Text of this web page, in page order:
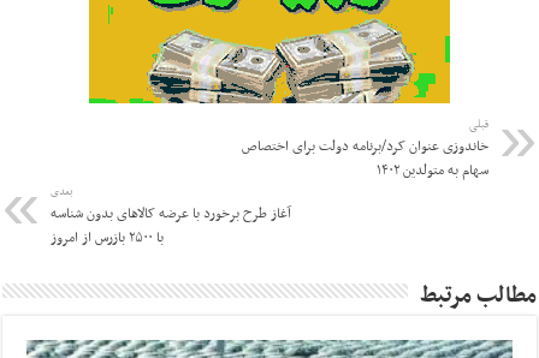
قبلی
خاندوزی عنوان کرد/برنامه دولت برای اختصاص
سهام به متولدین ۱۴۰۲
بعدی
آغاز طرح برخورد با عرضه کالا‌های بدون شناسه
با ۲۵۰۰ بازرس از امروز
مطالب مرتبط